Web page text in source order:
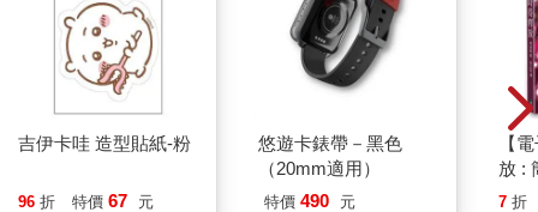
～4組；若做12～20下或直到肌肉疲勞，則能增強肌耐力。每週安
排2～3次即可。
●心肺耐力運動
關節炎除了會造成關節僵硬、肌肉萎縮之外，也會造成心肺功能
下降。以類風濕性關節炎為例，患者的最大攝氧量比正常人低了
25%左右，行動能力則低了40～60%。
吉伊卡哇 造型貼紙-粉
96 折 特價 67 元
悠遊卡錶帶－黑色
（20mm適用）
特價 490 元
【
放 :
放手
7 折